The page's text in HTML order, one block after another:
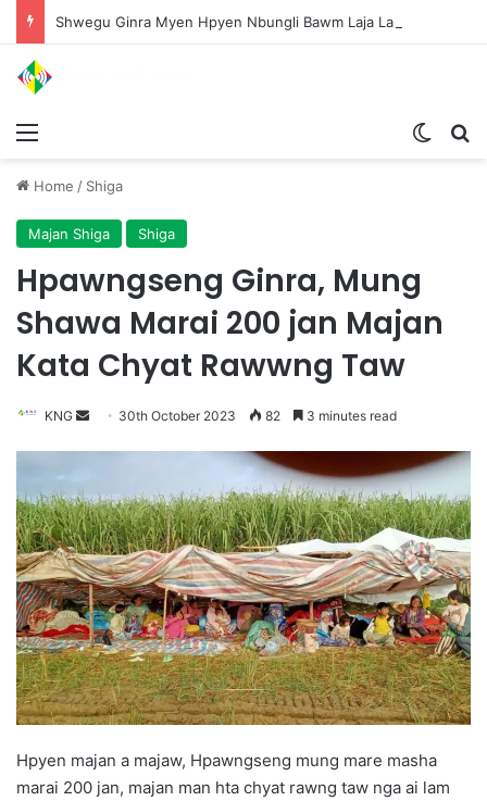
Home / Shiga
Majan Shiga Shiga
Hpawngseng Ginra, Mung
Shawa Marai 200 jan Majan
Kata Chyat Rawwng Taw
KNG
d
a
n
e
m
a
i
l
30th October 2023 82 3 minutes read
Hpyen majan a majaw, Hpawngseng mung mare masha
marai 200 jan, majan man hta chyat rawng taw nga ai lam